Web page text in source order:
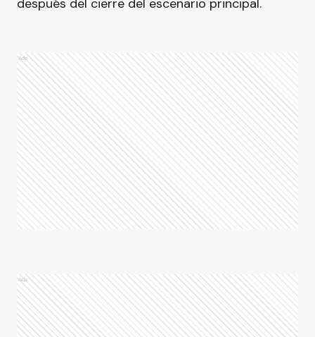
después del cierre del escenario principal.
Ads
Ads